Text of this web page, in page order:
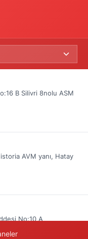
B Silivri 8nolu ASM
AVM yanı, Hatay
No:10 A